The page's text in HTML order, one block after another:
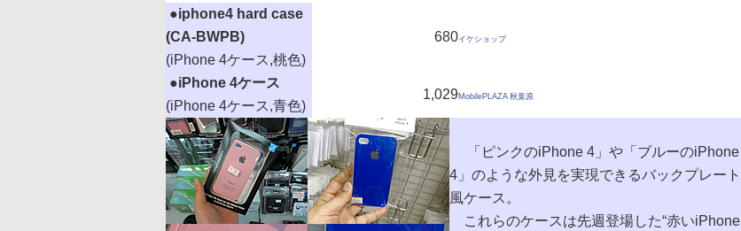
●iphone4 hard case
(CA-BWPB)
(iPhone 4ケース,桃色)
680イケショップ
●iPhone 4ケース
(iPhone 4ケース,青色)
1,029MobilePLAZA 秋葉原
「ピンクのiPhone 4」や「ブルーのiPhone
4」のような外見を実現できるバックプレート
風ケース。
これらのケースは先週登場した“赤いiPhone